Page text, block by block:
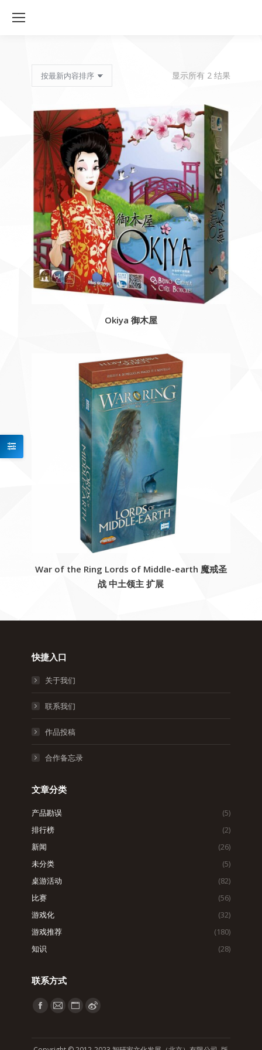
显示所有 2 结果
Okiya 御木屋
War of the Ring Lords of Middle-earth 魔戒圣
战 中土领主 扩展
快捷入口
关于我们
联系我们
作品投稿
合作备忘录
文章分类
产品勘误
(5)
排行榜
(2)
新闻
(26)
未分类
(5)
桌游活动
(82)
比赛
(56)
游戏化
(32)
游戏推荐
(180)
知识
(28)
联系方式
找到我们：
Facebook
Mail WebsiteWeibo